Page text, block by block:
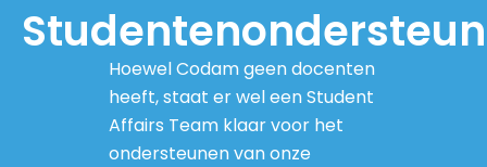
Hoewel Codam geen docenten
heeft, staat er wel een Student
Affairs Team klaar voor het
ondersteunen van onze